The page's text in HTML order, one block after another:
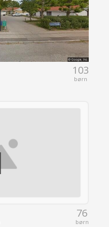
103
børn
76
børn